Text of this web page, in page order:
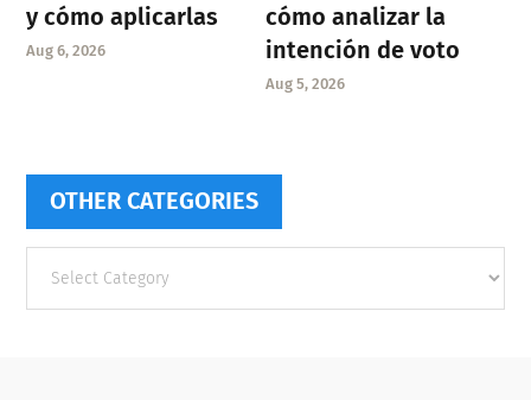
y cómo aplicarlas
Aug 6, 2026
cómo analizar la
intención de voto
Aug 5, 2026
OTHER CATEGORIES
categories